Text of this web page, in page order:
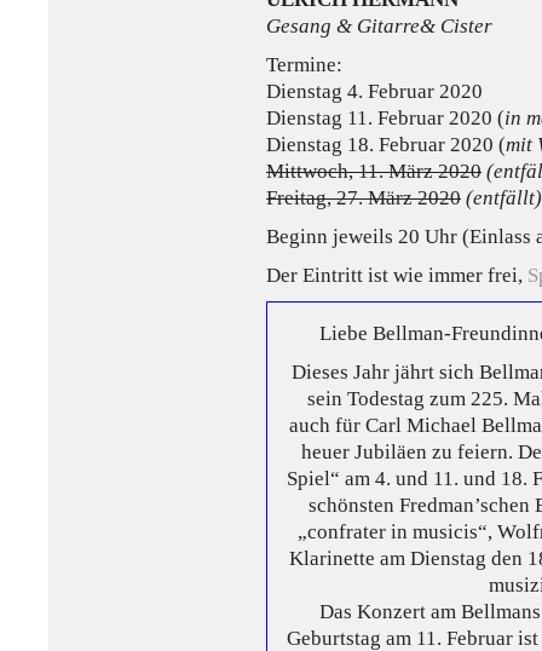
Gesang & Gitarre& Cister
Termine:
Dienstag 4. Februar 2020
Dienstag 11. Februar 2020 (in
Dienstag 18. Februar 2020 (mit
Mittwoch, 11. März 2020
Freitag, 27. März 2020 (entfällt)
Beginn jeweils 20 Uhr (Einlass
Der Eintritt ist wie immer frei,
Liebe Bellman-
Dieses Jahr jährt sich
sein Todestag zum 225.
auch für Carl Michael
heuer Jubiläen zu feiern.
Spiel“ am 4. und 11. und 18.
schönsten
„confrater in musicis“,
Klarinette am Dienstag den
Das Konzert am
Geburtstag am 11. Februar